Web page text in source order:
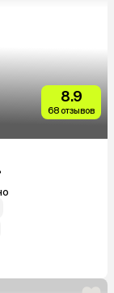
8.9
68 отзывов